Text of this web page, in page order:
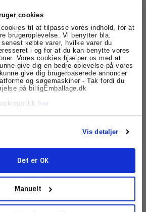
cookies
til at tilpasse vores indhold, for at
brugeroplevelse. Vi benytter bla.
købte varer, hvilke varer du
i og for at du kan benytte vores
Vores cookies hjælper os med at
give dig en bedre oplevelse på vores
give dig brugerbaserede annoncer
og søgemaskiner - Tak fordi du
på billigEmballage.dk
her
Vis detaljer
Det er OK
Manuelt
gør vi naturligvis alt vi kan for at
men man ved jo aldrig :-)
dig
nyheder og eksklusive
direkte i din indbakke.
Tilmeld